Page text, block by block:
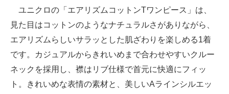
ユニクロの「エアリズムコットンTワンピース」は、
見た目はコットンのようなナチュラルさがありながら、
エアリズムらしいサラッとした肌ざわりを楽しめる1着
です。カジュアルからきれいめまで合わせやすいクルー
ネックを採用し、襟はリブ仕様で首元に快適にフィッ
ト。きれいめな表情の素材と、美しいAラインシルエッ